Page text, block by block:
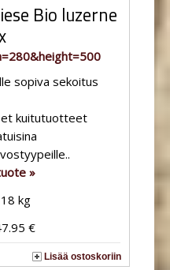
Bio luzerne
sopiva sekoitus
kuitutuotteet
»
18 kg
€
Lisää ostoskoriin